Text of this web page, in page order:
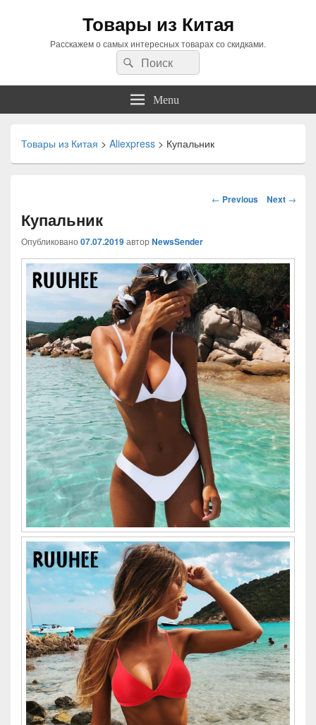
Товары из Китая
Расскажем о самых интересных товарах со скидками.
Search
for:
Search
Menu
Товары из Китая > Aliexpress > Купальник
Навигация
← Previous Next →
Купальник
Опубликовано 07.07.2019автор NewsSender